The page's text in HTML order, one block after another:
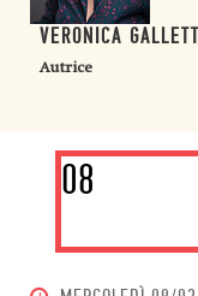
VERONICA
Autrice
08